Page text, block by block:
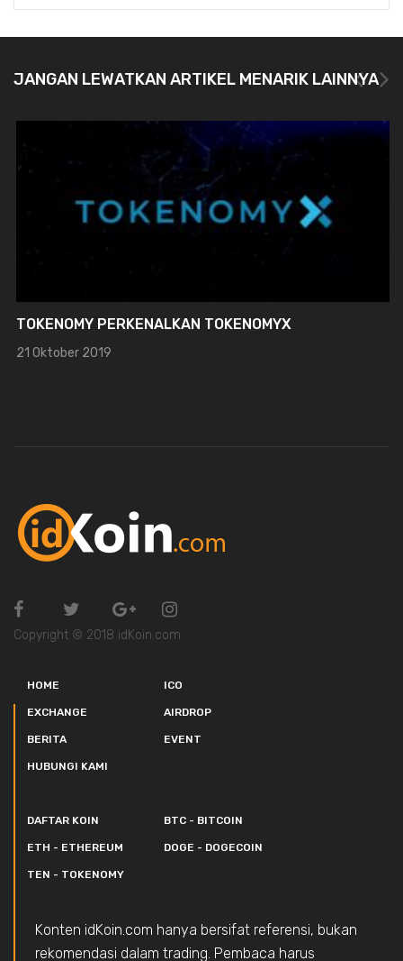
JANGAN LEWATKAN ARTIKEL MENARIK LAINNYA
TOKENOMY PERKENALKAN TOKENOMYX
21 Oktober 2019
Copyright © 2018 idKoin.com
HOME ICO
EXCHANGE AIRDROP
BERITA EVENT
HUBUNGI KAMI
DAFTAR KOIN BTC - BITCOIN
ETH - ETHEREUM DOGE - DOGECOIN
TEN - TOKENOMY
Konten idKoin.com hanya bersifat referensi, bukan
rekomendasi dalam trading. Pembaca harus